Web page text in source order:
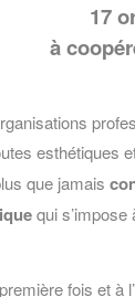
17
à
esthétiques
que jamais
qui
fois et à